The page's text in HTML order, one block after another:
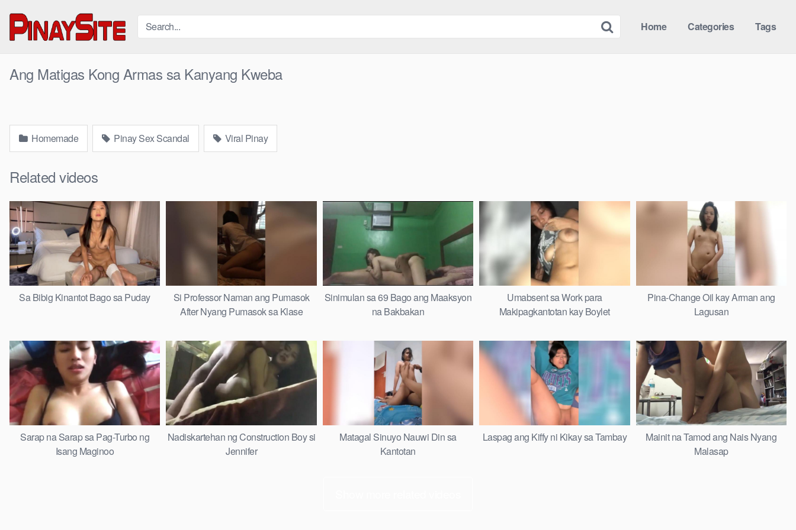
content
Home Categories Tags
Ang Matigas Kong Armas sa Kanyang Kweba
Homemade Pinay Sex Scandal Viral Pinay
Related videos
Sa Bibig Kinantot Bago sa Puday
Si Professor Naman ang Pumasok
After Nyang Pumasok sa Klase
Sinimulan sa 69 Bago ang Maaksyon
na Bakbakan
Umabsent sa Work para
Makipagkantotan kay Boylet
Pina-Change Oil kay Arman ang
Lagusan
Sarap na Sarap sa Pag-Turbo ng
Isang Maginoo
Nadiskartehan ng Construction Boy si
Jennifer
Matagal Sinuyo Nauwi Din sa
Kantotan
Laspag ang Kiffy ni Kikay sa Tambay
Mainit na Tamod ang Nais Nyang
Malasap